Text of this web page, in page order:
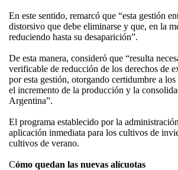
En este sentido, remarcó que “esta gestión
distorsivo que debe eliminarse y que, en la
reduciendo hasta su desaparición”.
De esta manera, consideró que “resulta
verificable de reducción de los derechos de
por esta gestión, otorgando certidumbre a
el incremento de la producción y la
Argentina”.
El programa establecido por la
aplicación inmediata para los cultivos de
cultivos de verano.
Cómo quedan las nuevas alícuotas